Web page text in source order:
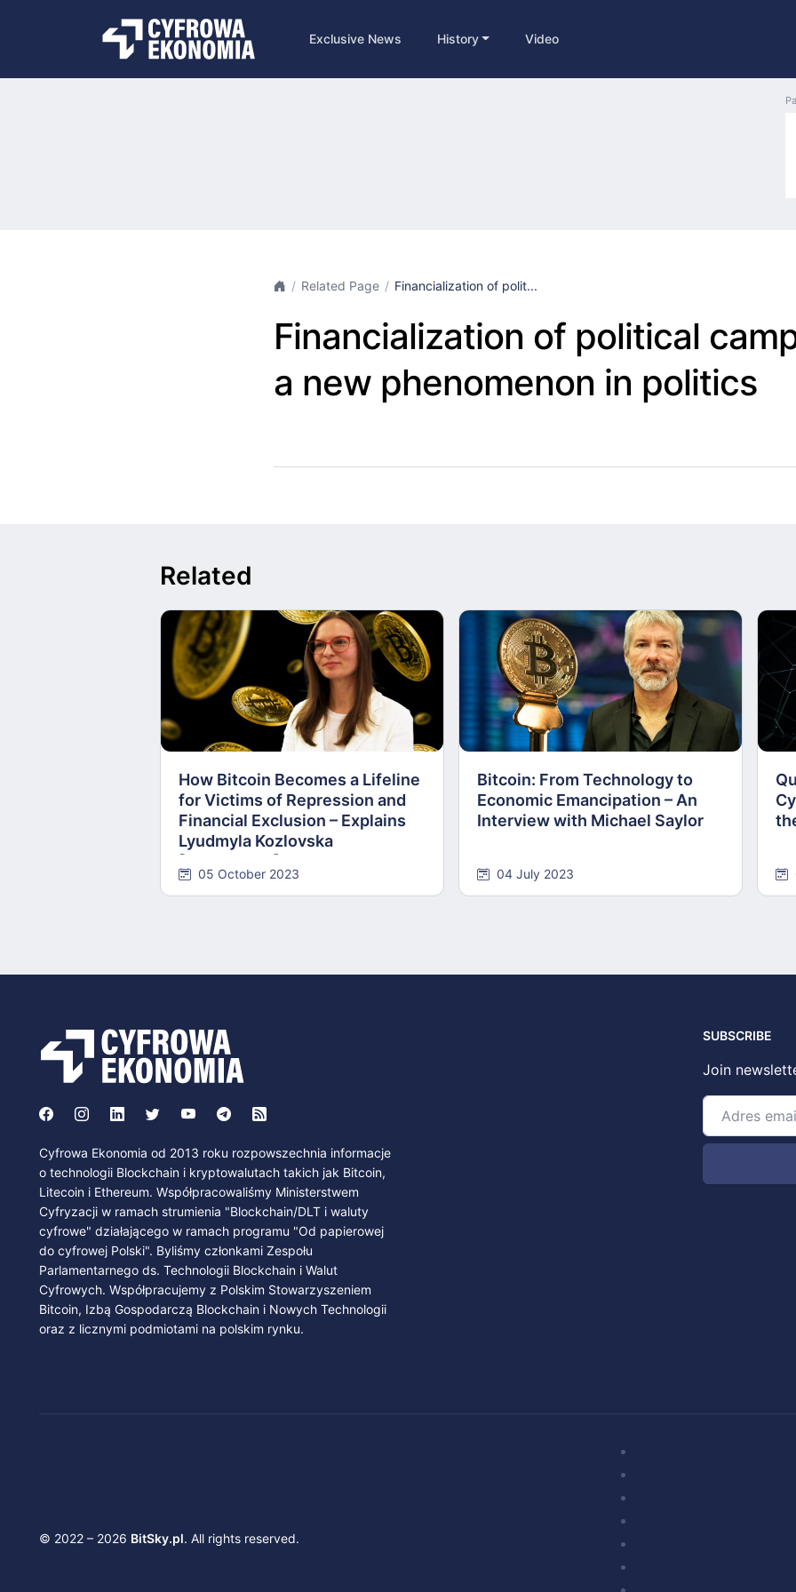
Exclusive News History Video
Related Page Financialization of polit...
Financialization of political
a new phenomenon in politics
Related
How Bitcoin Becomes a Lifeline
for Victims of Repression and
Financial Exclusion – Explains
Lyudmyla Kozlovska
05 October 2023
Bitcoin: From Technology to
Economic Emancipation – An
Interview with Michael Saylor
04 July 2023
Cyfrowa Ekonomia od 2013 roku rozpowszechnia informacje
o technologii Blockchain i kryptowalutach takich jak Bitcoin,
Litecoin i Ethereum. Współpracowaliśmy Ministerstwem
Cyfryzacji w ramach strumienia "Blockchain/DLT i waluty
cyfrowe" działającego w ramach programu "Od papierowej
do cyfrowej Polski". Byliśmy członkami Zespołu
Parlamentarnego ds. Technologii Blockchain i Walut
Cyfrowych. Współpracujemy z Polskim Stowarzyszeniem
Bitcoin, Izbą Gospodarczą Blockchain i Nowych Technologii
oraz z licznymi podmiotami na polskim rynku.
SUBSCRIBE
Join
© 2022 – 2026 BitSky.pl. All rights reserved.